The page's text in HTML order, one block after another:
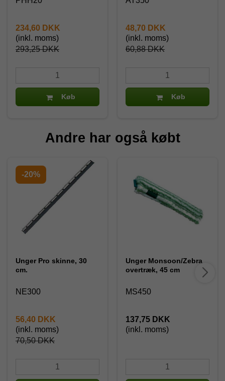
293,25 DKK
234,60 DKK
(inkl. moms)
Køb
60,88 DKK
48,70 DKK
(inkl. moms)
Køb
Andre har også købt
-20%
Unger Pro skinne, 30
cm.
NE300
70,50 DKK
56,40 DKK
(inkl. moms)
Unger Monsoon/Zebra
overtræk, 45 cm
MS450
137,75 DKK
(inkl. moms)